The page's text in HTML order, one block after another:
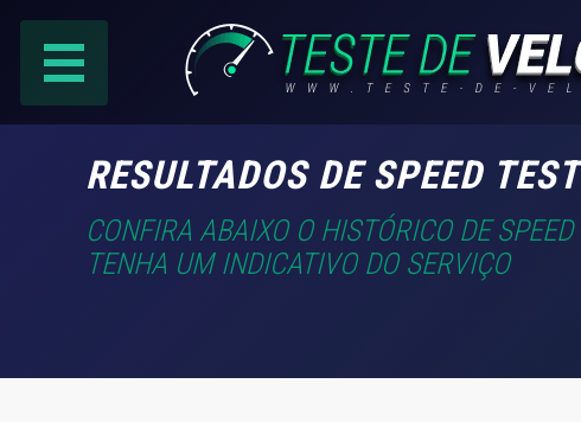
RESULTADOS DE SPEED
CONFIRA ABAIXO O HISTÓRICO DE
TENHA UM INDICATIVO DO SERVIÇO
PÁGINA PRINCIPAL
RANKING DE PROVEDORES
PESQUISA: